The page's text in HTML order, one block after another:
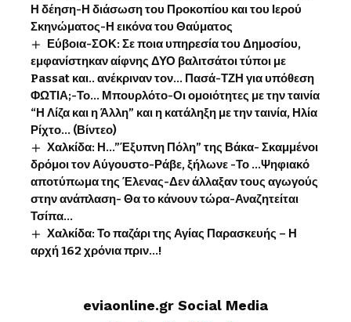
Η δέηση-Η διάσωση του Προκοπίου και του Ιερού
Σκηνώματος-Η εικόνα του Θαύματος
Εύβοια-ΣΟΚ: Σε ποια υπηρεσία του Δημοσίου,
εμφανίστηκαν αίφνης ΔΥΟ βαλιτσάτοι τύποι με
Passat και.. ανέκριναν τον… Πασά-ΤΖΗ για υπόθεση
ΦΩΤΙΑ;-Το… Μπουρλότο-Οι ομοιότητες με την ταινία
“Η Λίζα και η Άλλη” και η κατάληξη με την ταινία, Ηλία
Ρίχτο… (Βίντεο)
Χαλκίδα: Η…”Έξυπνη Πόλη” της Βάκα- Σκαμμένοι
δρόμοι τον Αύγουστο-Ράβε, ξήλωνε -Το …Ψηφιακό
αποτύπωμα της Έλενας-Δεν άλλαξαν τους αγωγούς
στην ανάπλαση- Θα το κάνουν τώρα-Αναζητείται
Τσίπα…
Χαλκίδα: Το παζάρι της Αγίας Παρασκευής – Η
αρχή 162 χρόνια πριν…!
eviaonline.gr Social Media